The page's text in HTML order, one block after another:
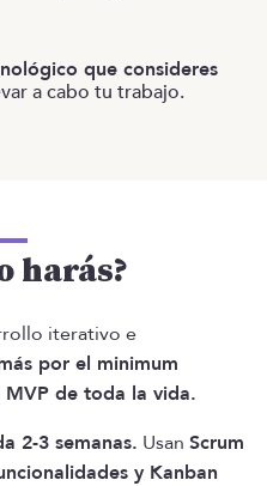
que consideres
a cabo tu trabajo.
harás?
iterativo e
por el minimum
de toda la vida.
2-3 semanas. Usan Scrum
y Kanban